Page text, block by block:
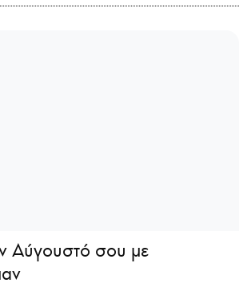
Αύγουστό σου με